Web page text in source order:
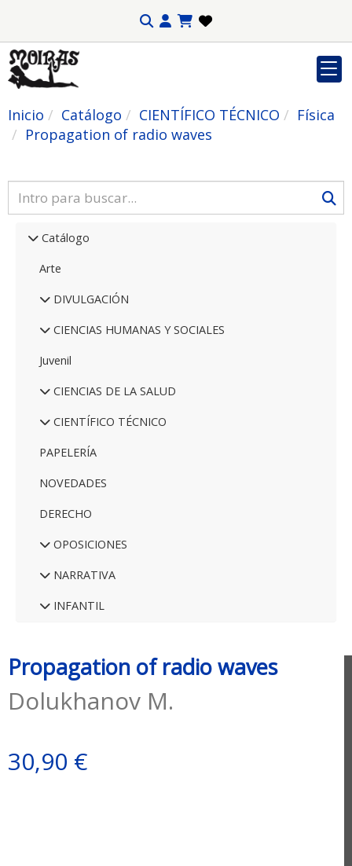
Inicio Catálogo CIENTÍFICO TÉCNICO
Física
Propagation of radio waves
Catálogo
Arte
DIVULGACIÓN
CIENCIAS HUMANAS Y SOCIALES
Juvenil
CIENCIAS DE LA SALUD
CIENTÍFICO TÉCNICO
PAPELERÍA
NOVEDADES
DERECHO
OPOSICIONES
NARRATIVA
INFANTIL
Propagation of radio waves
Dolukhanov M.
30,90 €